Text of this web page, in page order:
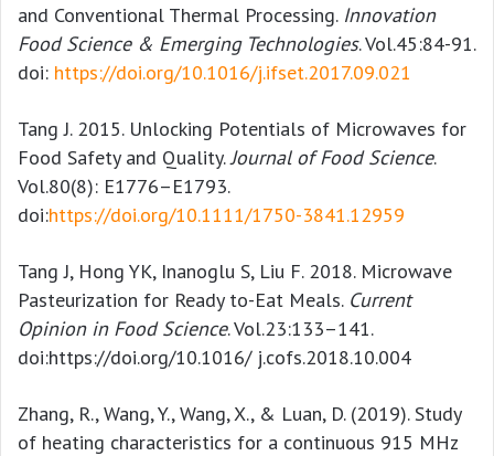
and Conventional Thermal Processing. Innovation
Food Science & Emerging Technologies. Vol.45:84-91.
doi: https://doi.org/10.1016/j.ifset.2017.09.021
Tang J. 2015. Unlocking Potentials of Microwaves for
Food Safety and Quality.Journal of Food Science.
Vol.80(8): E1776–E1793.
doi:https://doi.org/10.1111/1750-3841.12959
Tang J, Hong YK, Inanoglu S, Liu F. 2018. Microwave
Pasteurization for Ready to-Eat Meals. Current
Opinion in Food Science. Vol.23:133–141.
doi:https://doi.org/10.1016/ j.cofs.2018.10.004
Zhang, R., Wang, Y., Wang, X., & Luan, D. (2019). Study
of heating characteristics for a continuous 915 MHz